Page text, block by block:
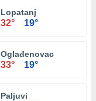
Lopatanj
32° 19°
Oglađenovac
33° 19°
Paljuvi